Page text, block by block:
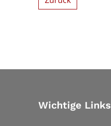
Wichtige Links